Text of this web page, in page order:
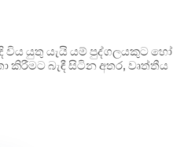
යුතු යැයි යම් පුද්ගලයකුට හෝ
කිරීමට බැඳී සිටින අතර, වෘත්තීය